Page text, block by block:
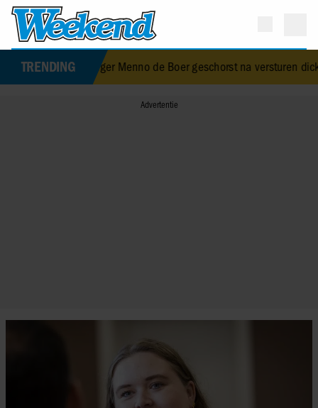
TRENDING
manager Menno de Boer geschorst na versturen dickpic in